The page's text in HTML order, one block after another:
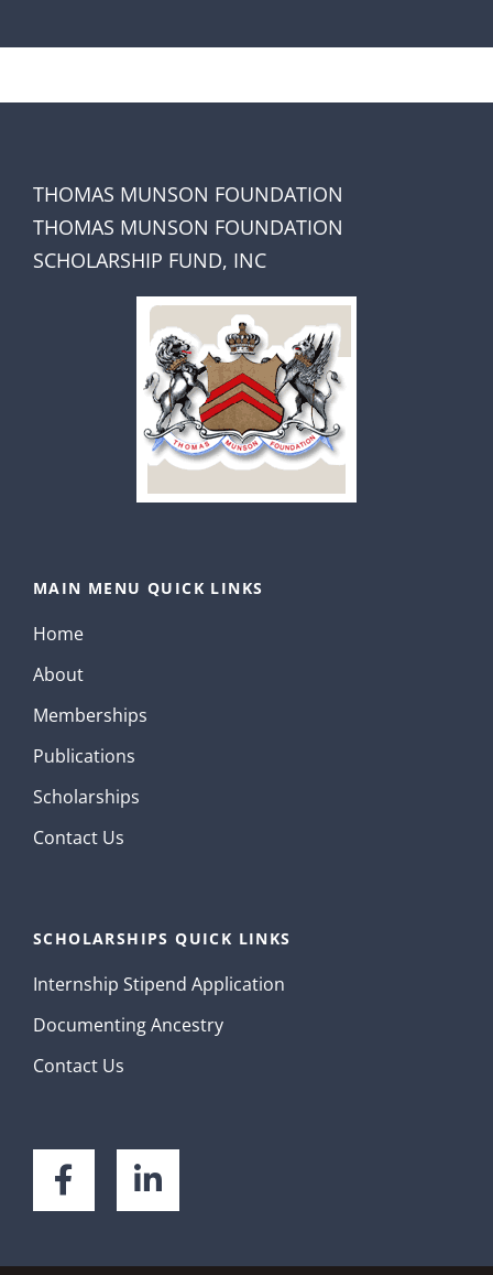
THOMAS MUNSON FOUNDATION
THOMAS MUNSON FOUNDATION
SCHOLARSHIP FUND, INC
MAIN MENU QUICK LINKS
Home
About
Memberships
Publications
Scholarships
Contact Us
SCHOLARSHIPS QUICK LINKS
Internship Stipend Application
Documenting Ancestry
Contact Us